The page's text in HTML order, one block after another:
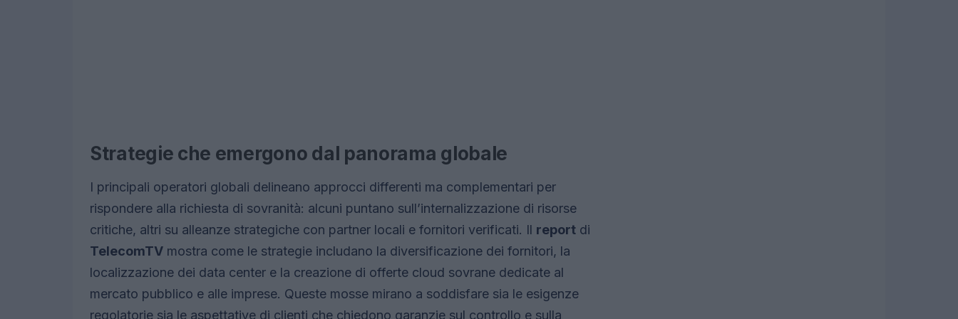
Strategie che emergono dal panorama globale
I principali operatori globali delineano approcci differenti ma complementari per
rispondere alla richiesta di sovranità: alcuni puntano sull’internalizzazione di risorse
critiche, altri su alleanze strategiche con partner locali e fornitori verificati. Il report di
TelecomTV mostra come le strategie includano la diversificazione dei fornitori, la
localizzazione dei data center e la creazione di offerte cloud sovrane dedicate al
mercato pubblico e alle imprese. Queste mosse mirano a soddisfare sia le esigenze
regolatorie sia le aspettative di clienti che chiedono garanzie sul controllo e sulla